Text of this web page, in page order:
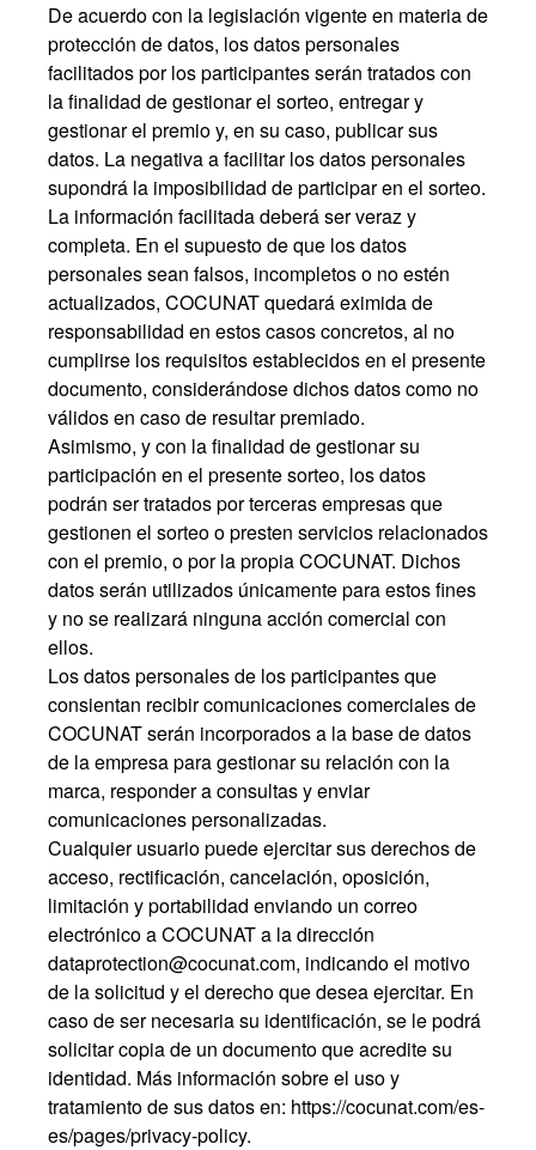
De acuerdo con la legislación vigente en materia de
protección de datos, los datos personales
facilitados por los participantes serán tratados con
la finalidad de gestionar el sorteo, entregar y
gestionar el premio y, en su caso, publicar sus
datos. La negativa a facilitar los datos personales
supondrá la imposibilidad de participar en el sorteo.
La información facilitada deberá ser veraz y
completa. En el supuesto de que los datos
personales sean falsos, incompletos o no estén
actualizados, COCUNAT quedará eximida de
responsabilidad en estos casos concretos, al no
cumplirse los requisitos establecidos en el presente
documento, considerándose dichos datos como no
válidos en caso de resultar premiado.
Asimismo, y con la finalidad de gestionar su
participación en el presente sorteo, los datos
podrán ser tratados por terceras empresas que
gestionen el sorteo o presten servicios relacionados
con el premio, o por la propia COCUNAT. Dichos
datos serán utilizados únicamente para estos fines
y no se realizará ninguna acción comercial con
ellos.
Los datos personales de los participantes que
consientan recibir comunicaciones comerciales de
COCUNAT serán incorporados a la base de datos
de la empresa para gestionar su relación con la
marca, responder a consultas y enviar
comunicaciones personalizadas.
Cualquier usuario puede ejercitar sus derechos de
acceso, rectificación, cancelación, oposición,
limitación y portabilidad enviando un correo
electrónico a COCUNAT a ladirección
dataprotection@cocunat.com, indicando el motivo
de la solicitud y el derecho que desea ejercitar. En
caso de ser necesaria su identificación, se le podrá
solicitar copia de un documento que acredite su
identidad. Más información sobre el uso y
tratamiento de sus datos en: https://cocunat.com/es-
es/pages/privacy-policy.